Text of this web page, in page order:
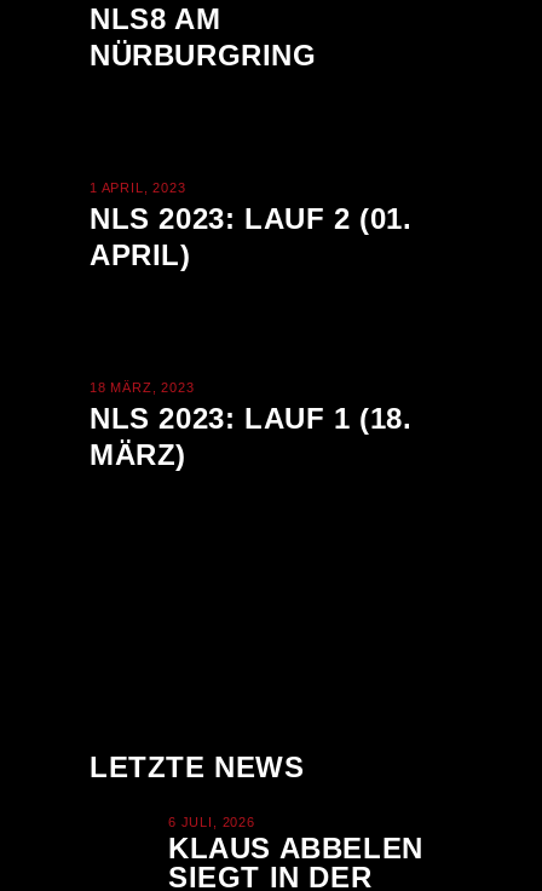
NLS8 AM
NÜRBURGRING
1 APRIL, 2023
NLS 2023: LAUF 2 (01.
APRIL)
18 MÄRZ, 2023
NLS 2023: LAUF 1 (18.
MÄRZ)
LETZTE NEWS
6 JULI, 2026
KLAUS ABBELEN
SIEGT IN DER